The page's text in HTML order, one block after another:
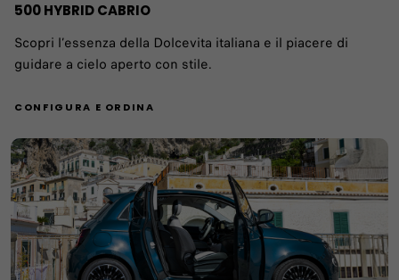
​500 HYBRID CABRIO
Scopri l’essenza della Dolcevita italiana e il piacere di
guidare a cielo aperto con stile.
CONFIGURA E ORDINA